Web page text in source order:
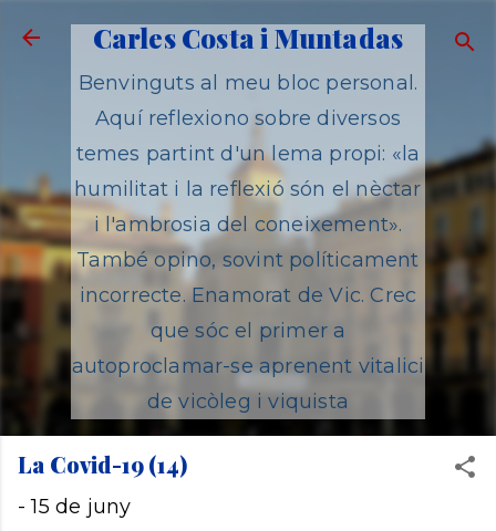
Salta al contingut principal
Carles Costa i Muntadas
Benvinguts al meu bloc personal.
Aquí reflexiono sobre diversos
temes partint d'un lema propi: «la
humilitat i la reflexió són el nèctar
i l'ambrosia del coneixement».
També opino, sovint políticament
incorrecte. Enamorat de Vic. Crec
que sóc el primer a
autoproclamar-se aprenent vitalici
de vicòleg i viquista
La Covid-19 (14)
-15 de juny